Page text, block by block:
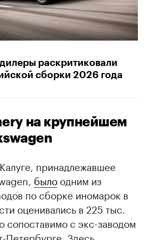
раскритиковали
сборки 2026 года
на крупнейшем
принадлежавшее
было одним из
по сборке иномарок в
оценивались в 225 тыс.
сопоставимо с экс-заводом